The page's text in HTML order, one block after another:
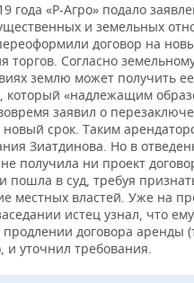
года «Р-Агро» подало
и земельных
договор на
торгов. Согласно
землю может получить
который «надлежащим
заявил о
срок. Таким
Зиатдинова. Но в
получила ни проект
пошла в суд, требуя
местных властей. Уже на
истец узнал, что
продлении договора аренды
и уточнил требования.